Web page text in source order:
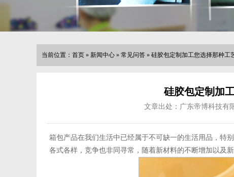
当前位置： 首页 » 新闻中心 » 常见问答 » 硅胶包定制加工您选择那种工
硅胶包定制加
文章出处：广东帝博科技有
箱包产品在我们生活中已经属于不可缺一的生活用品，特
各式各样，竞争也非同寻常，随着新材料的不断增加以及新